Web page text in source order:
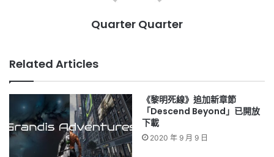
Quarter Quarter
Related Articles
《黎明死線》追加新章節
「Descend Beyond」已開放
下載
2020 年 9 月 9 日